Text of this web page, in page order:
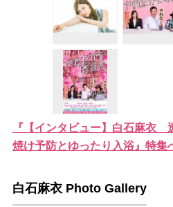
『【インタビュー】白石麻衣
焼け予防とゆったり入浴』特集
白石麻衣 Photo Gallery